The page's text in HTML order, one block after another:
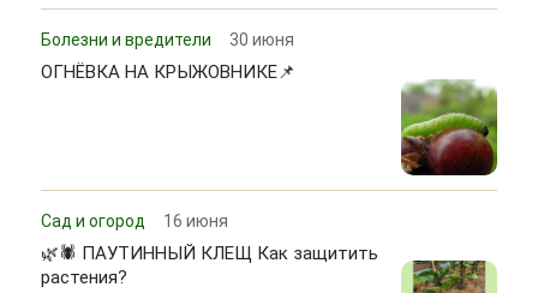
Болезни и вредители 30 июня
ОГНЁВКА НА КРЫЖОВНИКЕ📌
Сад и огород 16 июня
🌿🕷 ПАУТИННЫЙ КЛЕЩ Как защитить
растения?